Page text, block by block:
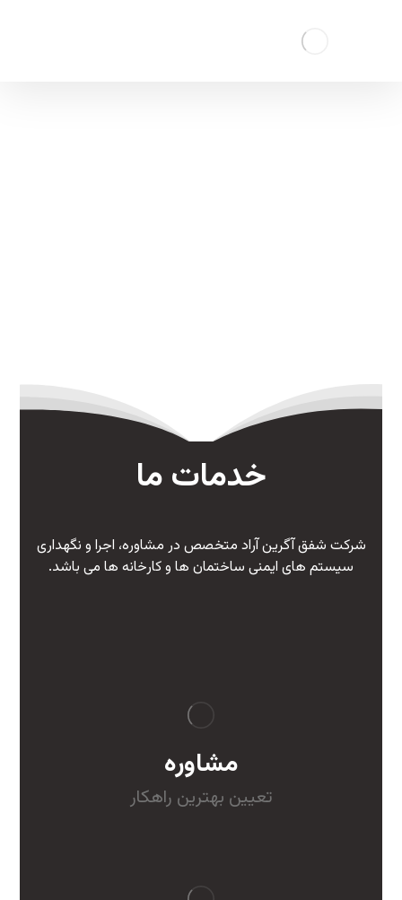
خدمات ما
شرکت شفق آگرین آراد متخصص در مشاوره، اجرا و نگهداری
سیستم های ایمنی ساختمان ها و کارخانه ها می باشد.
مشاوره
تعیین بهترین راهکار